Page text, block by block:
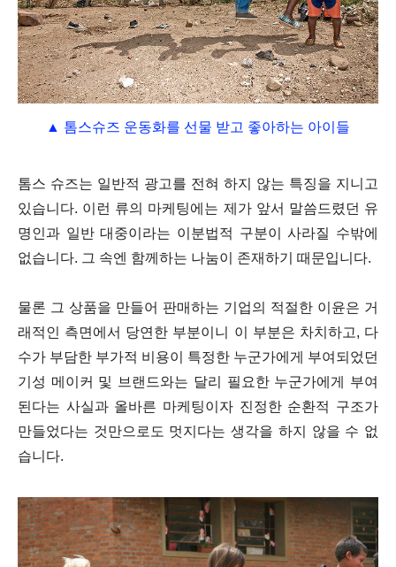
▲ 톰스슈즈 운동화를 선물 받고 좋아하는 아이들
톰스 슈즈는 일반적 광고를 전혀 하지 않는 특징을 지니고
있습니다. 이런 류의 마케팅에는 제가 앞서 말씀드렸던 유
명인과 일반 대중이라는 이분법적 구분이 사라질 수밖에
없습니다. 그 속엔 함께하는 나눔이 존재하기 때문입니다.
물론 그 상품을 만들어 판매하는 기업의 적절한 이윤은 거
래적인 측면에서 당연한 부분이니 이 부분은 차치하고, 다
수가 부담한 부가적 비용이 특정한 누군가에게 부여되었던
기성 메이커 및 브랜드와는 달리 필요한 누군가에게 부여
된다는 사실과 올바른 마케팅이자 진정한 순환적 구조가
만들었다는 것만으로도 멋지다는 생각을 하지 않을 수 없
습니다.